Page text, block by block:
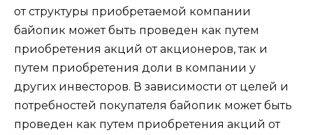
от структуры приобретаемой компании
байопик может быть проведен как путем
приобретения акций от акционеров, так и
путем приобретения доли в компании у
других инвесторов. В зависимости от целей и
потребностей покупателя байопик может быть
проведен как путем приобретения акций от